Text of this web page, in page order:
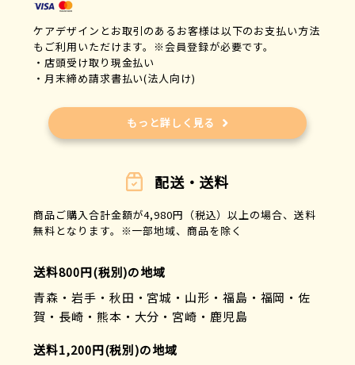
ケアデザインとお取引のあるお客様は以下のお支払い方法
もご利用いただけます。※会員登録が必要です。
・店頭受け取り現金払い
・月末締め請求書払い(法人向け)
もっと詳しく見る
配送・送料
商品ご購入合計金額が4,980円（税込）以上の場合、送料
無料となります。※一部地域、商品を除く
送料800円(税別)の地域
青森・岩手・秋田・宮城・山形・福島・福岡・佐
賀・長崎・熊本・大分・宮崎・鹿児島
送料1,200円(税別)の地域